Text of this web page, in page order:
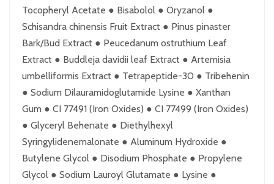
Tocopheryl Acetate ● Bisabolol ● Oryzanol ●
Schisandra chinensis Fruit Extract ● Pinus pinaster
Bark/Bud Extract ● Peucedanum ostruthium Leaf
Extract ● Buddleja davidii leaf Extract ● Artemisia
umbelliformis Extract ● Tetrapeptide-30 ● Tribehenin
● Sodium Dilauramidoglutamide Lysine ● Xanthan
Gum ● CI 77491 (Iron Oxides) ● CI 77499 (Iron Oxides)
● Glyceryl Behenate ● Diethylhexyl
Syringylidenemalonate ● Aluminum Hydroxide ●
Butylene Glycol ● Disodium Phosphate ● Propylene
Glycol ● Sodium Lauroyl Glutamate ● Lysine ●